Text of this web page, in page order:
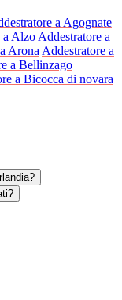
a Agognate
a Alzo Addestratore a
Arona Addestratore a
a Bellinzago
a Bicocca di novara